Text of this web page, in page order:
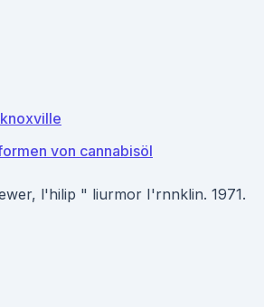
von cannabisöl
l'hilip " liurmor I'rnnklin. 1971.